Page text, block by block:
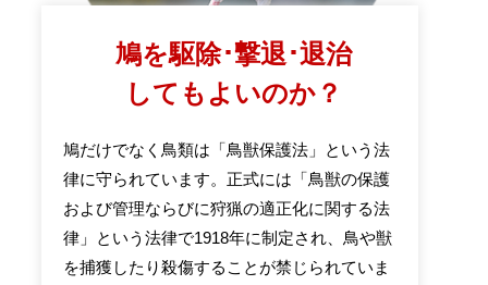
鳩を駆除･撃退･退治
してもよいのか？
鳩だけでなく鳥類は「鳥獣保護法」という法
律に守られています。正式には「鳥獣の保護
および管理ならびに狩猟の適正化に関する法
律」という法律で1918年に制定され、鳥や獣
を捕獲したり殺傷することが禁じられていま